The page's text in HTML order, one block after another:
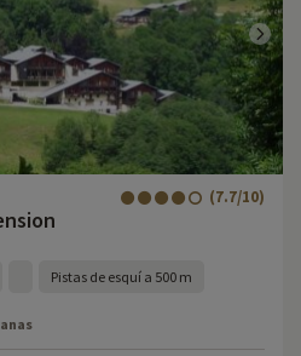
(7.7/10)
Pistas de esquí a 500 m